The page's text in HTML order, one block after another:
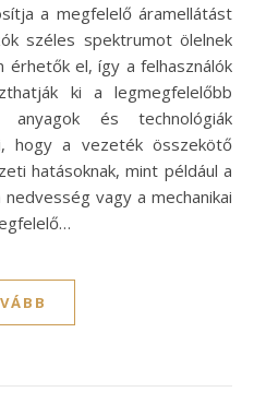
a megfelelő áramellátást
széles spektrumot ölelnek
érhetők el, így a felhasználók
ki a legmegfelelőbb
anyagok és technológiák
hogy a vezeték összekötő
hatásoknak, mint például a
vagy a mechanikai